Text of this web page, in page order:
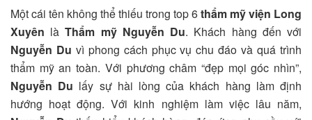
Một cái tên không thể thiếu trong top 6thẩm mỹ viện Long
Xuyên làThẩm mỹ Nguyễn Du. Khách hàng đến với
Nguyễn Du vì phong cách phục vụ chu đáo và quá trình
thẩm mỹ an toàn. Với phương châm “đẹp mọi góc nhìn”,
Nguyễn Du lấy sự hài lòng của khách hàng làm định
hướng hoạt động. Với kinh nghiệm làm việc lâu năm,